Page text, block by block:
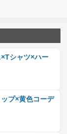
×Tシャツ×ハー
ップ×黄色コーデ